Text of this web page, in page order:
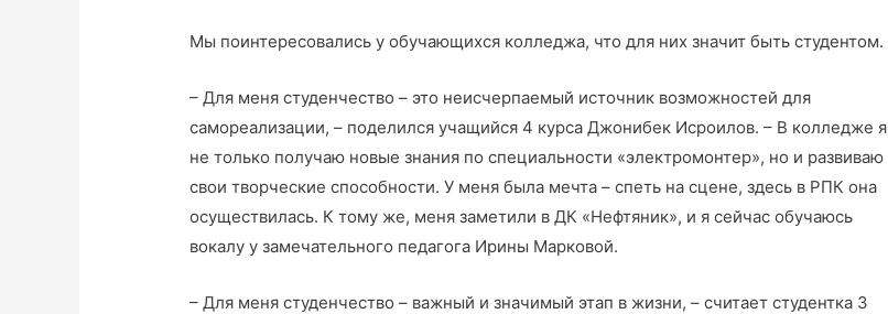
Мы поинтересовались у обучающихся колледжа, что для них значит быть студентом.
– Для меня студенчество – это неисчерпаемый источник возможностей для
самореализации, – поделился учащийся 4 курса Джонибек Исроилов. – В колледже я
не только получаю новые знания по специальности «электромонтер», но и развиваю
свои творческие способности. У меня была мечта – спеть на сцене, здесь в РПК она
осуществилась. К тому же, меня заметили в ДК «Нефтяник», и я сейчас обучаюсь
вокалу у замечательного педагога Ирины Марковой.
– Для меня студенчество – важный и значимый этап в жизни, – считает студентка 3